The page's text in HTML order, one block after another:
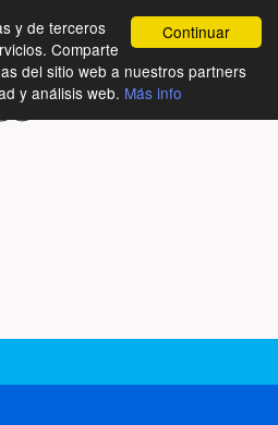
Continuar
y de terceros
Comparte
del sitio web a nuestros partners
y análisis web. Más info